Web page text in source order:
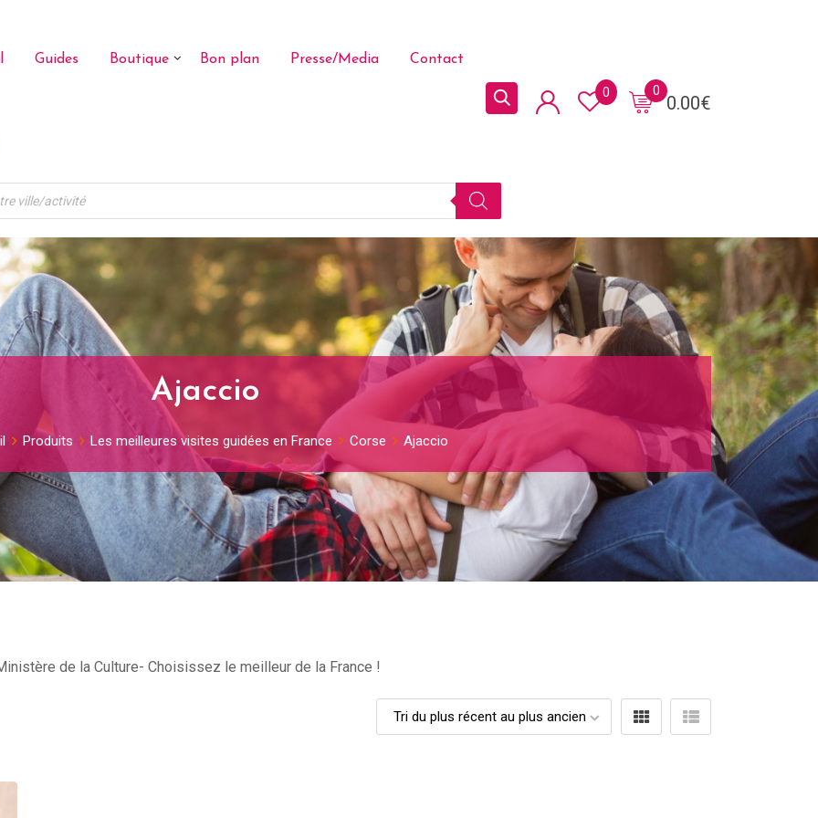
Guides Boutique Bon plan Presse/Media Contact
0.00€
0
0
Ajaccio
Produits Les meilleures visites guidées en France Corse Ajaccio
de la Culture- Choisissez le meilleur de la France !